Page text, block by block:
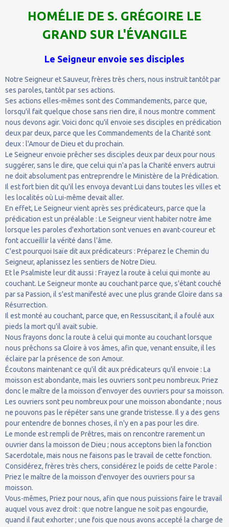
HOMÉLIE DE S. GRÉGOIRE LE
GRAND SUR L'ÉVANGILE
Le Seigneur envoie ses disciples
Notre Seigneur et Sauveur, frères très chers, nous instruit tantôt par
ses paroles, tantôt par ses actions.
Ses actions elles-mêmes sont des Commandements, parce que,
lorsqu'il fait quelque chose sans rien dire, il nous montre comment
nous devons agir. Voici donc qu'il envoie ses disciples en prédication
deux par deux, parce que les Commandements de la Charité sont
deux : l'Amour de Dieu et du prochain.
Le Seigneur envoie prêcher ses disciples deux par deux pour nous
suggérer, sans le dire, que celui qui n'a pas la Charité envers autrui
ne doit absolument pas entreprendre le Ministère de la Prédication.
Il est fort bien dit qu'il les envoya devant Lui dans toutes les villes et
les localités où Lui-même devait aller.
En effet, Le Seigneur vient après ses prédicateurs, parce que la
prédication est un préalable : Le Seigneur vient habiter notre âme
lorsque les paroles d'exhortation sont venues en avant-coureur et
font accueillir la vérité dans l'âme.
C'est pourquoi Isaïe dit aux prédicateurs : Préparez le Chemin du
Seigneur, aplanissez les sentiers de Notre Dieu.
Et le Psalmiste leur dit aussi : Frayez la route à celui qui monte au
couchant. Le Seigneur monte au couchant parce que, s'étant couché
par sa Passion, il s'est manifesté avec une plus grande Gloire dans sa
Résurrection.
Il est monté au couchant, parce que, en Ressuscitant, il a foulé aux
pieds la mort qu'il avait subie.
Nous frayons donc la route à celui qui monte au couchant lorsque
nous prêchons sa Gloire à vos âmes, afin que, venant ensuite, il les
éclaire par la présence de son Amour.
Écoutons maintenant ce qu'il dit aux prédicateurs qu'il envoie : La
moisson est abondante, mais les ouvriers sont peu nombreux. Priez
donc le maître de la moisson d'envoyer des ouvriers pour sa moisson.
Les ouvriers sont peu nombreux pour une moisson abondante ; nous
ne pouvons pas le répéter sans une grande tristesse. Il y a des gens
pour entendre de bonnes choses, il n'y en a pas pour les dire.
Le monde est rempli de Prêtres, mais on rencontre rarement un
ouvrier dans la moisson de Dieu ; nous acceptons bien la fonction
Sacerdotale, mais nous ne faisons pas le travail de cette fonction.
Considérez, frères très chers, considérez le poids de cette Parole :
Priez le maître de la moisson d'envoyer des ouvriers pour sa
moisson.
Vous-mêmes, Priez pour nous, afin que nous puissions faire le travail
auquel vous avez droit : que notre langue ne soit pas engourdie,
quand il faut exhorter ; une fois que nous avons accepté la charge de